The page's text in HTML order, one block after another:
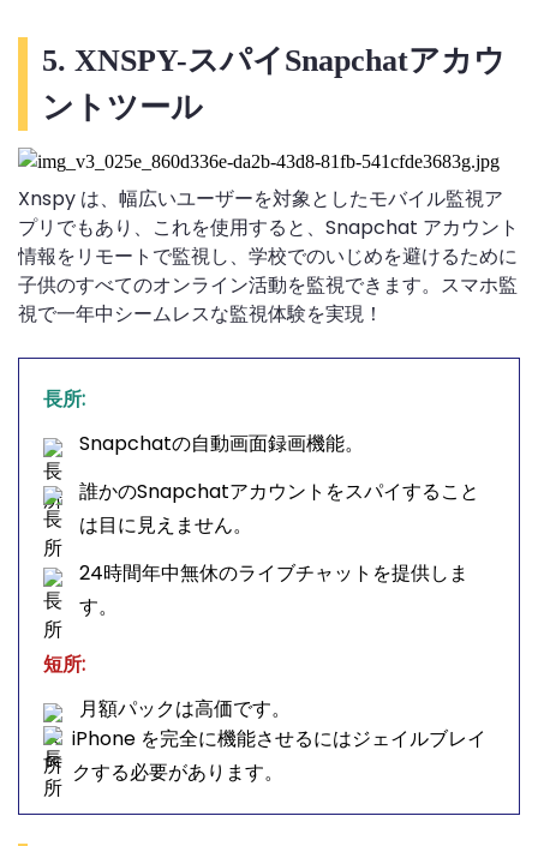
5. XNSPY-スパイSnapchatアカウ
ントツール
Xnspy は、幅広いユーザーを対象としたモバイル監視ア
プリでもあり、これを使用すると、Snapchat アカウント
情報をリモートで監視し、学校でのいじめを避けるために
子供のすべてのオンライン活動を監視できます。スマホ監
視で一年中シームレスな監視体験を実現！
長所:
Snapchatの自動画面録画機能。
誰かのSnapchatアカウントをスパイすること
は目に見えません。
24時間年中無休のライブチャットを提供しま
す。
短所:
月額パックは高価です。
iPhone を完全に機能させるにはジェイルブレイ
クする必要があります。